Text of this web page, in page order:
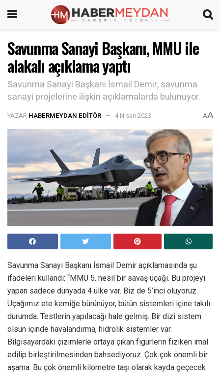
Savunma Sanayi Başkanı, MMU ile
alakalı açıklama yaptı
Savunma Sanayi Başkanı İsmail Demir, savunma
sanayi projelerine ilişkin açıklamalarda bulunuyor.
YAZAR HABERMEYDAN EDITÖR 4 Nisan 2023 AA
Savunma Sanayi Başkanı İsmail Demir açıklamasında şu
ifadeleri kullandı: “MMU 5. nesil bir savaş uçağı. Bu projeyi
yapan sadece dünyada 4 ülke var. Biz de 5’inci oluyoruz.
Uçağımız ete kemiğe bürünüyor, bütün sistemleri içine takılı
durumda. Testlerin yapılacağı hale gelmiş. Bir dizi sistem
olsun içinde havalandırma, hidrolik sistemler var.
Bilgisayardaki çizimlerle ortaya çıkan figürlerin fiziken imal
edilip birleştirilmesinden bahsediyoruz. Çok çok önemli bir
aşama. Bu çok önemli kilometre taşı olarak kayda geçecek